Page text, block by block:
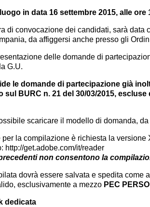
in data 16 settembre 2015, alle ore
di convocazione dei candidati, sarà
da affiggersi anche presso gli
delle domande di
G.U.
le domande di partecipazione già
sul BURC n. 21 del 30/03/2015,
scaricare il modello di domanda,
per la compilazione è richiesta la
http://get.adobe.com/it/reader
non consentono la
dovrà essere salvata e spedita
esclusivamente a mezzo PEC
dedicata